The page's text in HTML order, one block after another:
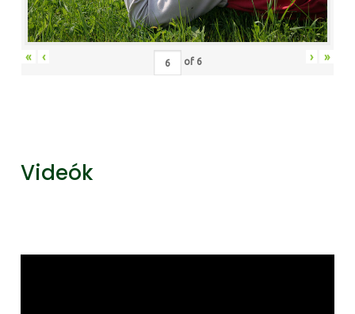
« ‹ of 6 › »
Videók